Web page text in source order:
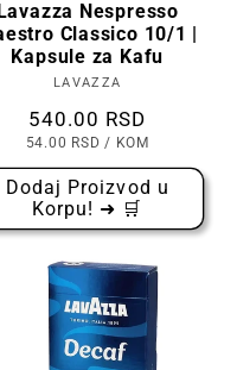
Lavazza Nespresso
Classico 10/1 |
Kapsule za Kafu
Prodavac:
LAVAZZA
Cena
540.00 RSD
CENA
KOMADU
54.00 RSD / PO
KOM
Dodaj Proizvod u
Korpu! ➜ 🛒